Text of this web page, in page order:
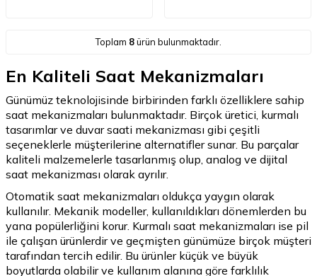
Toplam 8ürün bulunmaktadır.
En Kaliteli Saat Mekanizmaları
Günümüz teknolojisinde birbirinden farklı özelliklere sahip
saat mekanizmaları bulunmaktadır. Birçok üretici, kurmalı
tasarımlar ve duvar saati mekanizması gibi çeşitli
seçeneklerle müşterilerine alternatifler sunar. Bu parçalar
kaliteli malzemelerle tasarlanmış olup, analog ve dijital
saat mekanizması olarak ayrılır.
Otomatik saat mekanizmaları oldukça yaygın olarak
kullanılır. Mekanik modeller, kullanıldıkları dönemlerden bu
yana popülerliğini korur. Kurmalı saat mekanizmaları ise pil
ile çalışan ürünlerdir ve geçmişten günümüze birçok müşteri
tarafından tercih edilir. Bu ürünler küçük ve büyük
boyutlarda olabilir ve kullanım alanına göre farklılık